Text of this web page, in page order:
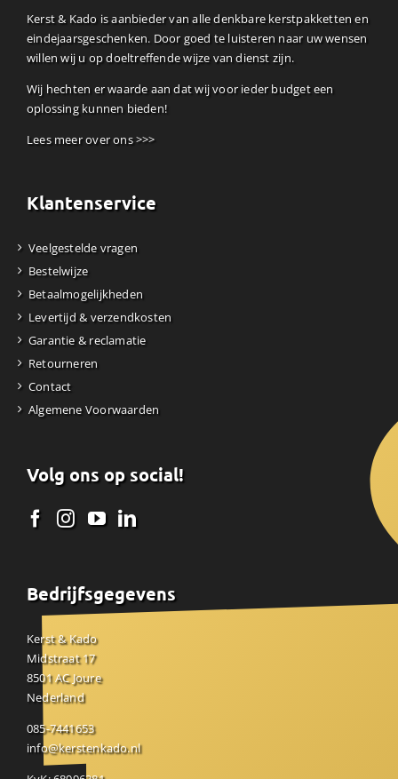
Kerst & Kado is aanbieder van alle denkbare kerstpakketten en
eindejaarsgeschenken. Door goed te luisteren naar uw wensen
willen wij u op doeltreffende wijze van dienst zijn.
Wij hechten er waarde aan dat wij voor ieder budget een
oplossing kunnen bieden!
Lees meer over ons >>>
Klantenservice
Veelgestelde vragen
Bestelwijze
Betaalmogelijkheden
Levertijd & verzendkosten
Garantie & reclamatie
Retourneren
Contact
Algemene Voorwaarden
Volg ons op social!
Bedrijfsgegevens
Kerst & Kado
Midstraat 17
8501 AC Joure
Nederland
085-7441653
info@kerstenkado.nl